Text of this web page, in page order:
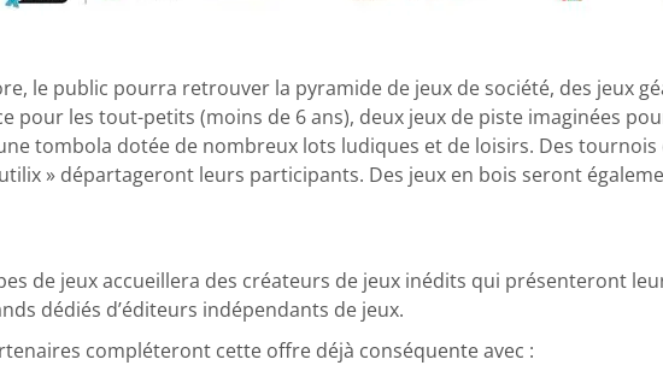
le public pourra retrouver la pyramide de jeux de société, des jeux
pour les tout-petits (moins de 6 ans), deux jeux de piste imaginées
tombola dotée de nombreux lots ludiques et de loisirs. Des tournois
» départageront leurs participants. Des jeux en bois seront
de jeux accueillera des créateurs de jeux inédits qui présenteront
dédiés d’éditeurs indépendants de jeux.
compléteront cette offre déjà conséquente avec :